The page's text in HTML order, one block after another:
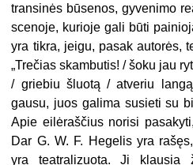
transinės būsenos, gyvenimo
scenoje, kurioje gali būti
yra tikra, jeigu, pasak autorės,
„Trečias skambutis! / šoku jau
/ griebiu šluotą / atveriu
gausu, juos galima susieti su
Apie eilėraščius norisi
Dar G. W. F. Hegelis yra
yra teatralizuota. Ji klausia